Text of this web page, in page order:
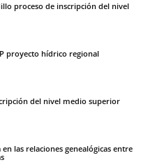
proceso de inscripción del nivel
proyecto hídrico regional
del nivel medio superior
las relaciones genealógicas entre